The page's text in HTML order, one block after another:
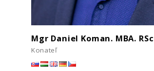
Mgr Daniel Koman. MBA. RSc
Konateľ